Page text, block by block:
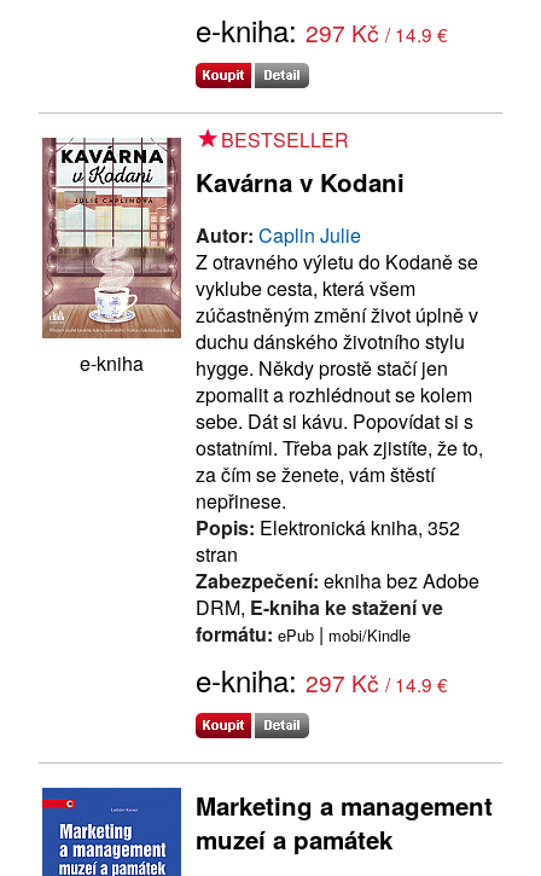
e-kniha: 297 Kč / 14.9 €
e-kniha
BESTSELLER
Kavárna v Kodani
Autor: Caplin Julie
Z otravného výletu do Kodaně se
vyklube cesta, která všem
zúčastněným změní život úplně v
duchu dánského životního stylu
hygge. Někdy prostě stačí jen
zpomalit a rozhlédnout se kolem
sebe. Dát si kávu. Popovídat si s
ostatními. Třeba pak zjistíte, že to,
za čím se ženete, vám štěstí
nepřinese.
Popis: Elektronická kniha, 352
stran
Zabezpečení: ekniha bez Adobe
DRM, E-kniha ke stažení ve
formátu: ePub | mobi/Kindle
e-kniha: 297 Kč / 14.9 €
Marketing a management
muzeí a památek